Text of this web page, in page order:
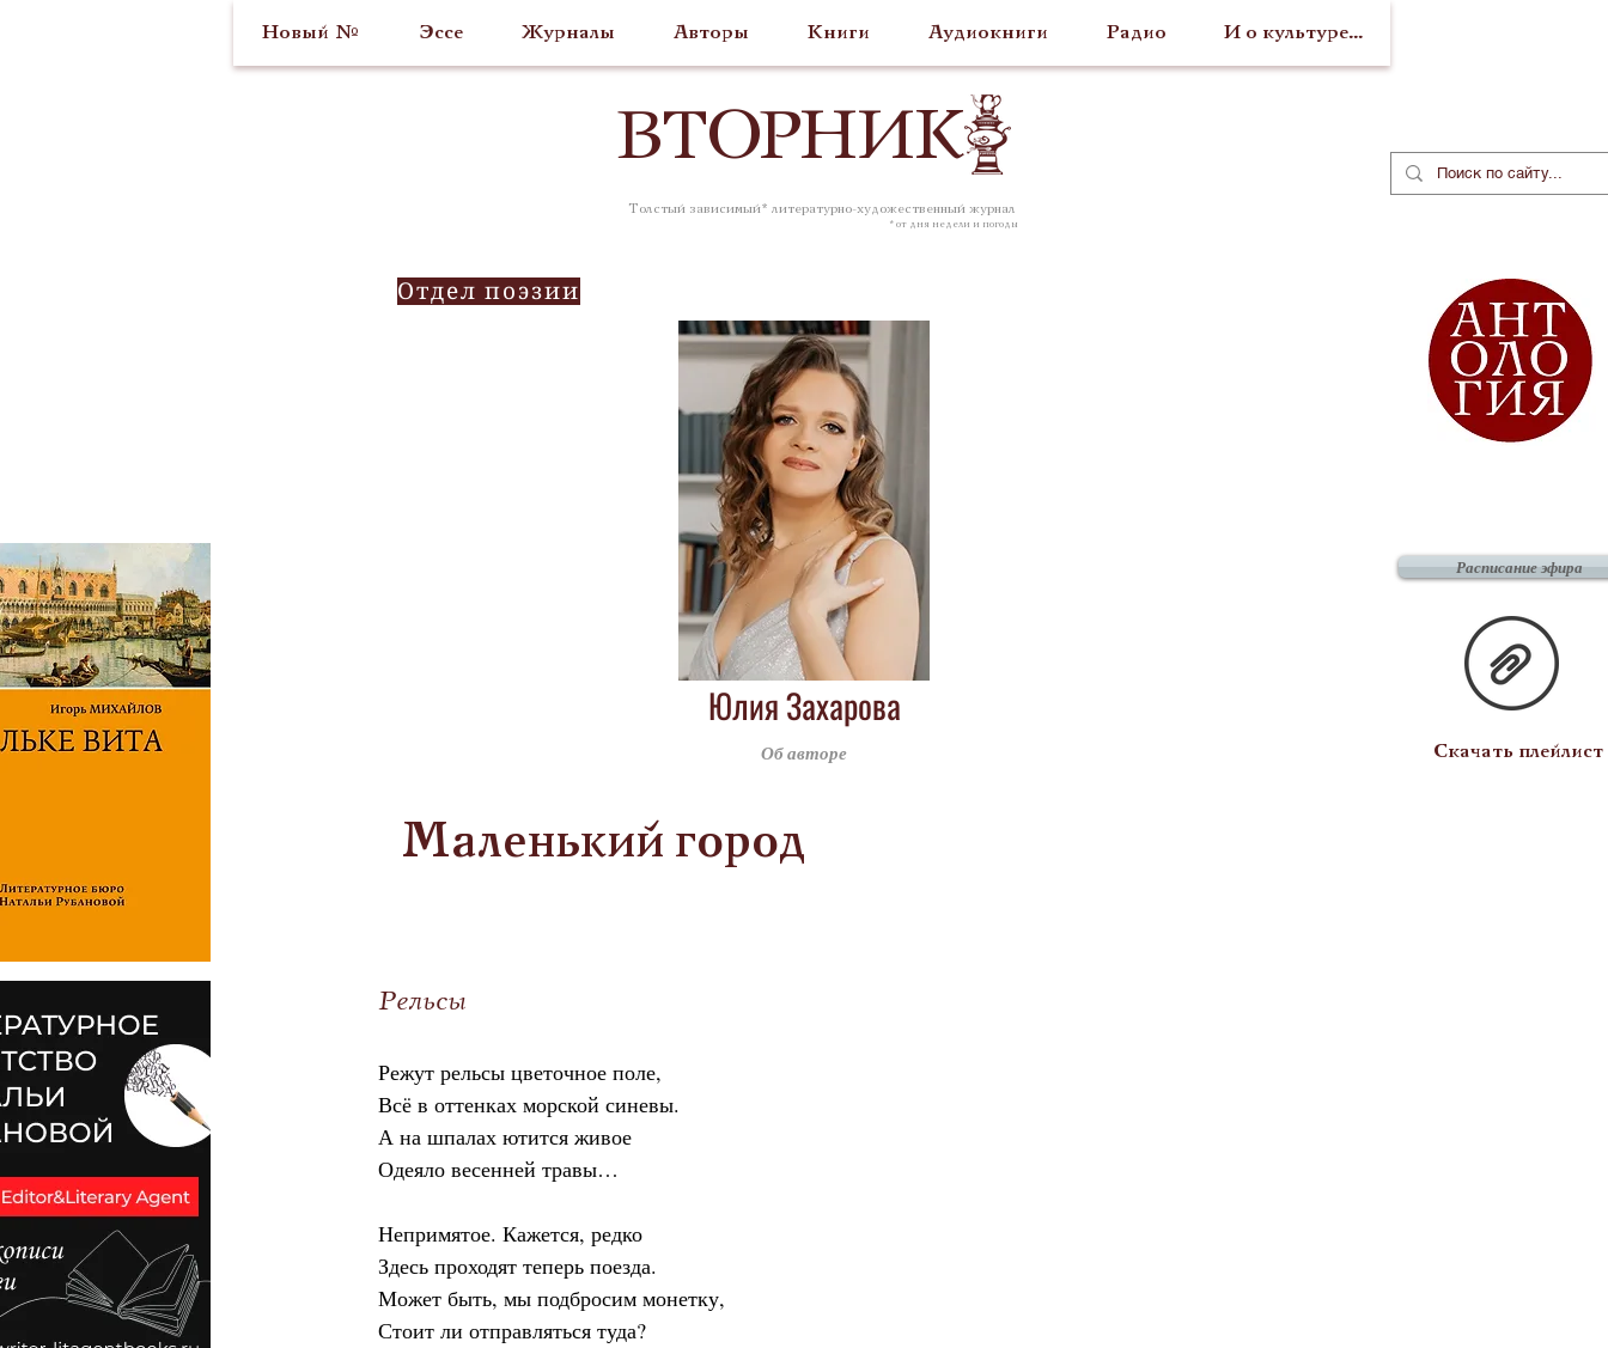
Новый № Эссе Журналы Авторы Книги Аудиокниги Радио И о культуре...
ВТОРНИК
Толстый зависимый* литературно-художественный журнал
* от дня недели и погоды
Отдел поэзии
Юлия Захарова
Об авторе
Маленький город
Рельсы
Режут рельсы цветочное поле,
Всё в оттенках морской синевы.
А на шпалах ютится живое
Одеяло весенней травы…
Непримятое. Кажется, редко
Здесь проходят теперь поезда.
Может быть, мы подбросим монетку,
Стоит ли отправляться туда?
Расписание эфира
Скачать плейлист